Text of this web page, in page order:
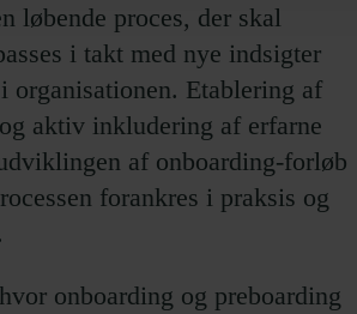
løbende proces, der skal
i takt med nye indsigter
organisationen. Etablering af
aktiv inkludering af erfarne
af onboarding-forløb
forankres i praksis og
onboarding og preboarding